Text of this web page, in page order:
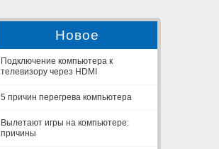
Новое
Подключение компьютера к
телевизору через HDMI
5 причин перегрева компьютера
Вылетают игры на компьютере:
причины